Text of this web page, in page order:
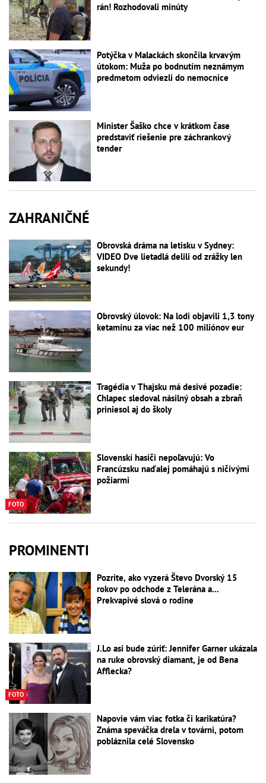
rán! Rozhodovali minúty
Potýčka v Malackách skončila krvavým
útokom: Muža po bodnutím neznámym
predmetom odviezli do nemocnice
Minister Šaško chce v krátkom čase
predstaviť riešenie pre záchrankový
tender
ZAHRANIČNÉ
Obrovská dráma na letisku v Sydney:
VIDEO Dve lietadlá delili od zrážky len
sekundy!
Obrovský úlovok: Na lodi objavili 1,3 tony
ketamínu za viac než 100 miliónov eur
Tragédia v Thajsku má desivé pozadie:
Chlapec sledoval násilný obsah a zbraň
priniesol aj do školy
FOTO
Slovenskí hasiči nepoľavujú: Vo
Francúzsku naďalej pomáhajú s ničivými
požiarmi
PROMINENTI
Pozrite, ako vyzerá Števo Dvorský 15
rokov po odchode z Telerána a...
Prekvapivé slová o rodine
FOTO
J.Lo asi bude zúriť: Jennifer Garner ukázala
na ruke obrovský diamant, je od Bena
Afflecka?
Napovie vám viac fotka či karikatúra?
Známa speváčka drela v továrni, potom
pobláznila celé Slovensko